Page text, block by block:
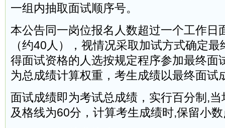
一组内抽取面试顺序号。
本公告同一岗位报名人数超过一个工作日
（约40人），视情况采取加试方式确定
得面试资格的人选按规定程序参加最终面
为总成绩计算权重，考生成绩以最终面试
面试成绩即为考试总成绩，实行百分制,
及格线为60分，计算考生成绩时,保留小